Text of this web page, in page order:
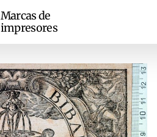
Marcas de
impresores